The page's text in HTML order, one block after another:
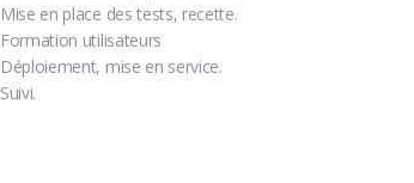
Mise en place des tests, recette.
Formation utilisateurs
Déploiement, mise en service.
Suivi.